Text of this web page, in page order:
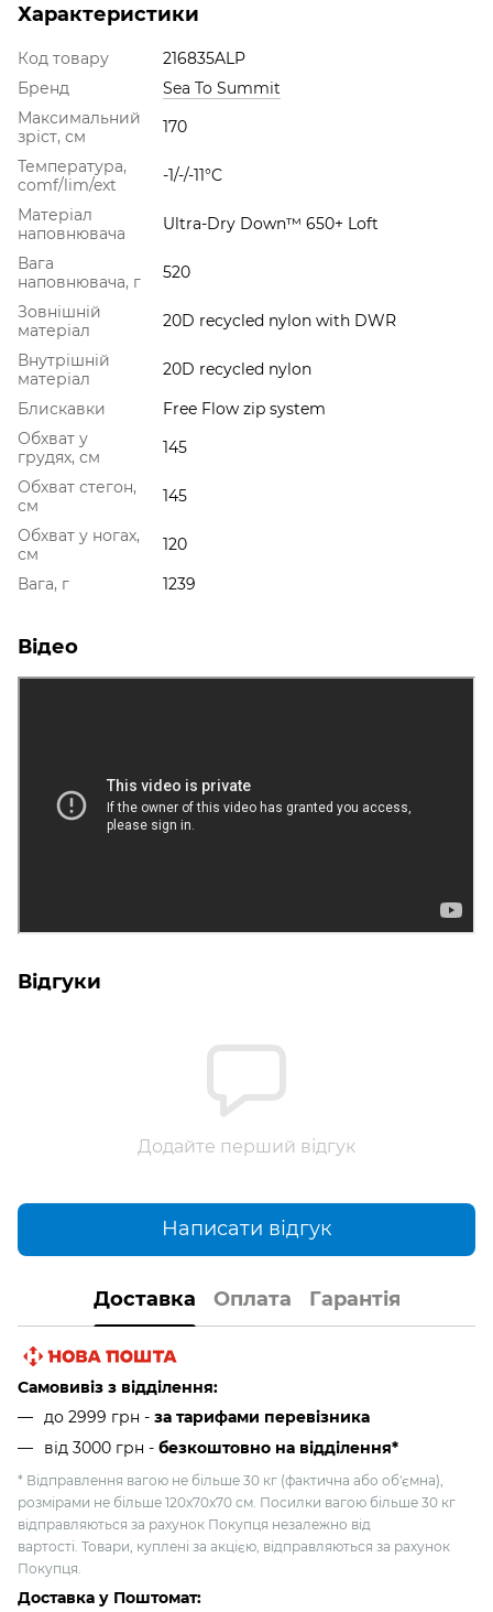
Характеристики
Код товару
216835ALP
Бренд
Sea To Summit
Максимальний
зріст, см
170
Температура,
comf/lim/ext
-1/-/-11°C
Матеріал
наповнювача
Ultra-Dry Down™ 650+ Loft
Вага
наповнювача, г
520
Зовнішній
матеріал
20D recycled nylon with DWR
Внутрішній
матеріал
20D recycled nylon
Блискавки
Free Flow zip system
Обхват у
грудях, см
145
Обхват стегон,
см
145
Обхват у ногах,
см
120
Вага, г
1239
Відео
Відгуки
Додайте перший відгук
Написати відгук
Доставка Оплата Гарантія
Самовивіз з відділення:
до 2999 грн - за тарифами перевізника
від 3000 грн - безкоштовно на відділення*
* Відправлення вагою не більше 30 кг (фактична або об'ємна),
розмірами не більше 120х70х70 см. Посилки вагою більше 30 кг
відправляються за рахунок Покупця незалежно від
вартості. Товари, куплені за акцією, відправляються за рахунок
Покупця.
Доставка у Поштомат: